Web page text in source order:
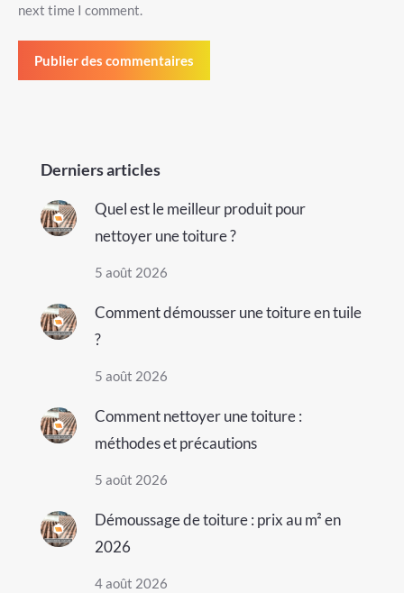
next time I comment.
Publier des commentaires
Derniers articles
Quel est le meilleur produit pour
nettoyer une toiture ?
5 août 2026
Comment démousser une toiture en tuile
?
5 août 2026
Comment nettoyer une toiture :
méthodes et précautions
5 août 2026
Démoussage de toiture : prix au m² en
2026
4 août 2026